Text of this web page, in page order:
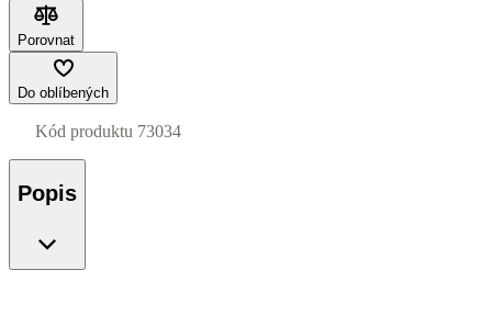
Porovnat
Do oblíbených
Kód produktu 73034
Popis